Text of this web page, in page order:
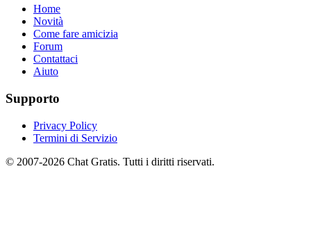
Home
Novità
Come fare amicizia
Forum
Contattaci
Aiuto
Supporto
Privacy Policy
Termini di Servizio
© 2007-2026 Chat Gratis. Tutti i diritti riservati.